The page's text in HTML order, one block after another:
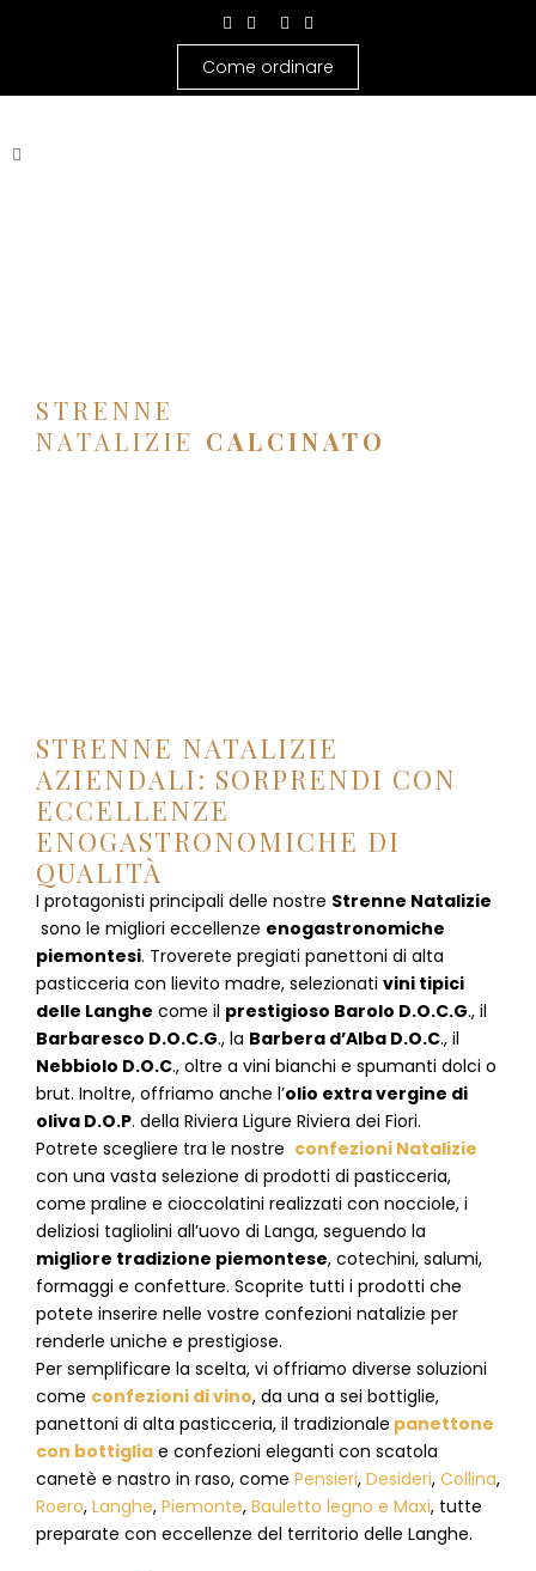
Come ordinare
STRENNE
NATALIZIE CALCINATO
STRENNE NATALIZIE
AZIENDALI: SORPRENDI CON
ECCELLENZE
ENOGASTRONOMICHE DI
QUALITÀ
I protagonisti principali delle nostre Strenne Natalizie
sono le migliori eccellenze enogastronomiche
piemontesi. Troverete pregiati panettoni di alta
pasticceria con lievito madre, selezionati vini tipici
delle Langhe come il prestigioso Barolo D.O.C.G., il
Barbaresco D.O.C.G., la Barbera d’Alba D.O.C., il
Nebbiolo D.O.C., oltre a vini bianchi e spumanti dolci o
brut. Inoltre, offriamo anche l’olio extra vergine di
oliva D.O.P. della Riviera Ligure Riviera dei Fiori.
Potrete scegliere tra le nostre confezioni Natalizie
con una vasta selezione di prodotti di pasticceria,
come praline e cioccolatini realizzati con nocciole, i
deliziosi tagliolini all’uovo di Langa, seguendo la
migliore tradizione piemontese, cotechini, salumi,
formaggi e confetture. Scoprite tutti i prodotti che
potete inserire nelle vostre confezioni natalizie per
renderle uniche e prestigiose.
Per semplificare la scelta, vi offriamo diverse soluzioni
come confezioni di vino, da una a sei bottiglie,
panettoni di alta pasticceria, il tradizionale panettone
con bottiglia e confezioni eleganti con scatola
canetè e nastro in raso, come Pensieri, Desideri, Collina,
Roero, Langhe, Piemonte, Bauletto legno e Maxi, tutte
preparate con eccellenze del territorio delle Langhe.